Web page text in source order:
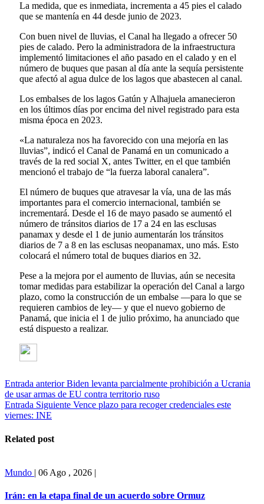
La medida, que es inmediata, incrementa a 45 pies el calado
que se mantenía en 44 desde junio de 2023.
Con buen nivel de lluvias, el Canal ha llegado a ofrecer 50
pies de calado. Pero la administradora de la infraestructura
implementó limitaciones el año pasado en el calado y en el
número de buques que pasan al día ante la sequía persistente
que afectó al agua dulce de los lagos que abastecen al canal.
Los embalses de los lagos Gatún y Alhajuela amanecieron
en los últimos días por encima del nivel registrado para esta
misma época en 2023.
«La naturaleza nos ha favorecido con una mejoría en las
lluvias”, indicó el Canal de Panamá en un comunicado a
través de la red social X, antes Twitter, en el que también
mencionó el trabajo de “la fuerza laboral canalera”.
El número de buques que atravesar la vía, una de las más
importantes para el comercio internacional, también se
incrementará. Desde el 16 de mayo pasado se aumentó el
número de tránsitos diarios de 17 a 24 en las esclusas
panamax y desde el 1 de junio aumentarán los tránsitos
diarios de 7 a 8 en las esclusas neopanamax, uno más. Esto
colocará el número total de buques diarios en 32.
Pese a la mejora por el aumento de lluvias, aún se necesita
tomar medidas para estabilizar la operación del Canal a largo
plazo, como la construcción de un embalse —para lo que se
requieren cambios de ley— y que el nuevo gobierno de
Panamá, que inicia el 1 de julio próximo, ha anunciado que
está dispuesto a realizar.
Entrada anterior Biden levanta parcialmente prohibición a Ucrania
de usar armas de EU contra territorio ruso
Entrada Siguiente Vence plazo para recoger credenciales este
viernes: INE
Related post
Mundo | 06 Ago , 2026 |
Irán: en la etapa final de un acuerdo sobre Ormuz